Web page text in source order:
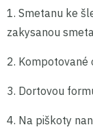
1. Smetanu ke
zakysanou
2. Kompotované
3. Dortovou
4. Na piškoty